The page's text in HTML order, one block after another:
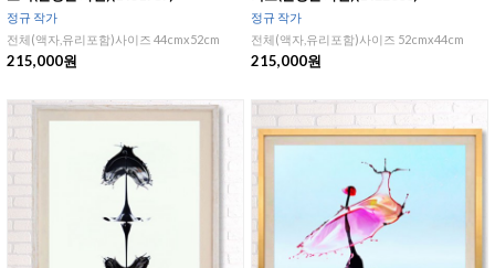
정규 작가
전체(액자,유리포함)사이즈 44cmx52cm
215,000원
정규 작가
전체(액자,유리포함)사이즈 52cmx44cm
215,000원